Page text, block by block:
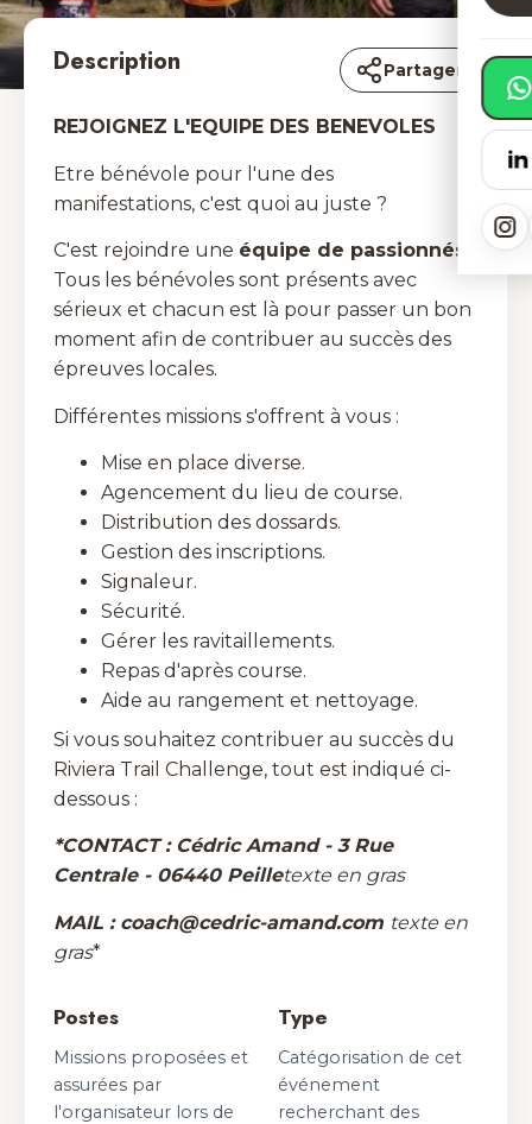
Description Partager
REJOIGNEZ L'EQUIPE DES BENEVOLES
Etre bénévole pour l'une des
manifestations, c'est quoi au juste ?
C'est rejoindre une équipe de passionnés.
Tous les bénévoles sont présents avec
sérieux et chacun est là pour passer un bon
moment afin de contribuer au succès des
épreuves locales.
Différentes missions s'offrent à vous :
Mise en place diverse.
Agencement du lieu de course.
Distribution des dossards.
Gestion des inscriptions.
Signaleur.
Sécurité.
Gérer les ravitaillements.
Repas d'après course.
Aide au rangement et nettoyage.
Si vous souhaitez contribuer au succès du
Riviera Trail Challenge, tout est indiqué ci-
dessous :
*CONTACT: Cédric Amand - 3 Rue
Centrale - 06440 Peilletexte en gras
MAIL : coach@cedric-amand.com texte en
gras*
Postes
Missions proposées et
assurées par
l'organisateur lors de
Type
Catégorisation de cet
événement
recherchant des